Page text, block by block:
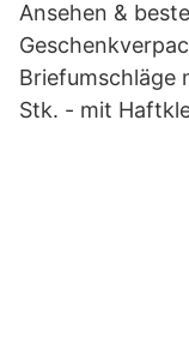
Ansehen &
Briefumschläge
Stk. - mit